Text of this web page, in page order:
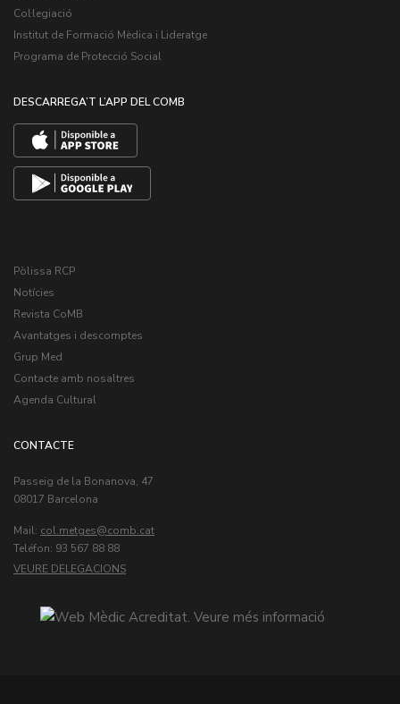
Col·legiació
Institut de Formació Mèdica i Lideratge
Programa de Protecció Social
DESCARREGA’T L’APP DEL COMB
Pòlissa RCP
Notícies
Revista CoMB
Avantatges i descomptes
Grup Med
Contacte amb nosaltres
Agenda Cultural
CONTACTE
Passeig de la Bonanova, 47
08017 Barcelona
Mail: col.metges
Teléfon: 93 567 88 88
VEURE DELEGACIONS